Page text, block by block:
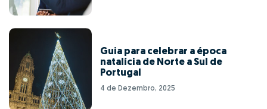
Guia para celebrar a época
natalícia de Norte a Sul de
Portugal
4 de Dezembro, 2025